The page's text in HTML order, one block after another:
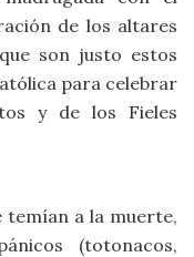
de los altares
son justo estos
para celebrar
y de los Fieles
temían a la muerte,
(totonacos,